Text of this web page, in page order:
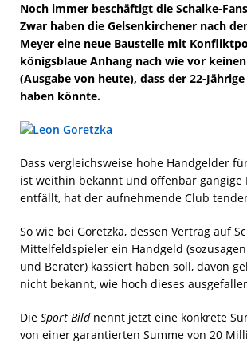
Noch immer beschäftigt die Schalke-
Zwar haben die Gelsenkirchener nach
Meyer eine neue Baustelle mit
königsblaue Anhang nach wie vor
(Ausgabe von heute), dass der 22-
haben könnte.
Dass vergleichsweise hohe Handgelder
ist weithin bekannt und offenbar gängige
entfällt, hat der aufnehmende Club
So wie bei Goretzka, dessen Vertrag auf
Mittelfeldspieler ein Handgeld
und Berater) kassiert haben soll, davon
nicht bekannt, wie hoch dieses
Die Sport Bildnennt jetzt eine konkrete
von einer garantierten Summe von 20